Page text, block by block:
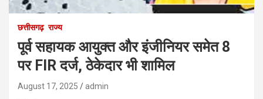
छत्तीसगढ़ राज्य
पूर्व सहायक आयुक्त और इंजीनियर समेत 8
पर FIR दर्ज, ठेकेदार भी शामिल
August 17, 2025 admin